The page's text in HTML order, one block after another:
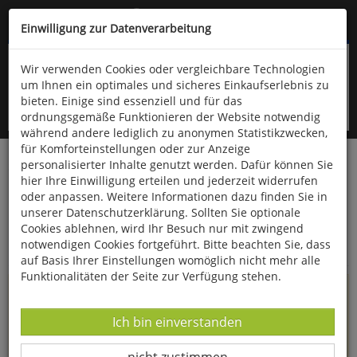
Kompletten Head der Seite überspringen
oder (06766) 9323-960
Startseite Informationen
Uppps...
Sie sind weitergeleitet worden !
haben zu öffnen, gibt es leider nicht mehr in unserem
Einwilligung zur Datenverarbeitung
Wir verwenden Cookies oder vergleichbare Technologien
um Ihnen ein optimales und sicheres Einkaufserlebnis zu
bieten. Einige sind essenziell und für das
ordnungsgemäße Funktionieren der Website notwendig
während andere lediglich zu anonymen Statistikzwecken,
für Komforteinstellungen oder zur Anzeige
personalisierter Inhalte genutzt werden. Dafür können Sie
hier Ihre Einwilligung erteilen und jederzeit widerrufen
oder anpassen. Weitere Informationen dazu finden Sie in
unserer Datenschutzerklärung. Sollten Sie optionale
Cookies ablehnen, wird Ihr Besuch nur mit zwingend
notwendigen Cookies fortgeführt. Bitte beachten Sie, dass
auf Basis Ihrer Einstellungen womöglich nicht mehr alle
Funktionalitäten der Seite zur Verfügung stehen.
Datenverarbeitung -
Ich bin einverstanden